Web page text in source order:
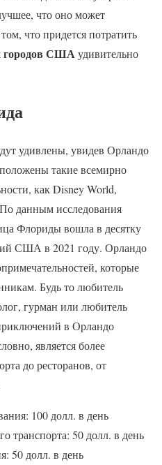
что оно может
что придется потратить
городов СШАудивительно
удивлены, увидев Орландо
такие всемирно
как Disney World,
данным исследования
Флориды вошла в десятку
США в 2021 году. Орландо
которые
Будь то любитель
гурман или любитель
в Орландо
является более
до ресторанов, от
100 долл. в день
транспорта: 50 долл. в день
50 долл. в день